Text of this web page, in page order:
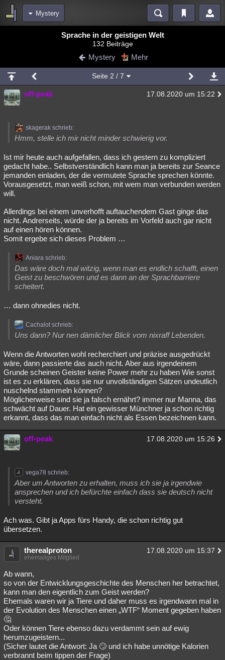
Mystery
Blogs Videos
Chat Wiki Neuigkeiten
meine Rubriken
Menschen Mystery Kriminalfälle
Natur Umfragen Unterhaltung
Philosophie Träume Orte Esoterik Literatur
Astronomie Helpdesk Gruppen Gaming Filme
Übersichten
Besucht Teilgenommen Alle
Lesenswert Schlüsselwörter
Sprache in der geistigen Welt
132 Beiträge
Mystery Mehr
Seite 2 / 7
off-peak 17.08.2020 um 15:22
skagerak schrieb:
Hmm, stelle ich mir nicht minder schwierig vor.
Ist mir heute auch aufgefallen, dass ich gestern zu kompliziert
gedacht habe.. Selbstverständlich kann man ja bereits zur Seance
jemanden einladen, der die vermutete Sprache sprechen könnte.
Vorausgesetzt, man weiß schon, mit wem man verbunden werden
will.
Allerdings bei einem unverhofft auftauchendem Gast ginge das
nicht. Andrerseits, würde der ja bereits im Vorfeld auch gar nicht
auf einen hören können.
Somit ergebe sich dieses Problem …
Aniara schrieb:
Das wäre doch mal witzig, wenn man es endlich schafft, einen
Geist zu beschwören und es dann an der Sprachbarriere
scheitert.
… dann ohnedies nicht.
Cachalot schrieb:
Uns dann? Nur nen dämlicher Blick vom nixraff Lebenden.
Wenn die Antworten wohl recherchiert und präzise ausgedrückt
wäre, dann passierte das auch nicht. Aber aus irgendeinem
Grunde scheinen Geister keine Power mehr zu haben Wie sonst
ist es zu erklären, dass sie nur unvollständigen Sätzen undeutlich
nuschelnd stammeln können?
Möglicherweise sind sie ja falsch ernährt? immer nur Manna, das
schwächt auf Dauer. Hat ein gewisser Münchner ja schon richtig
erkannt, dass das man einfach nicht als Essen bezeichnen kann.
off-peak 17.08.2020 um 15:26
vega78 schrieb:
Aber um Antworten zu erhalten, muss ich sie ja irgendwie
ansprechen und ich befürchte einfach dass sie deutsch nicht
versteht.
Ach was. Gibt ja Apps fürs Handy, die schon richtig gut
übersetzen.
therealproton 17.08.2020 um 15:37
ehemaliges Mitglied
Ab wann,
so von der Entwicklungsgeschichte des Menschen her betrachtet,
kann man den eigentlich zum Geist werden?
Ehemals waren wir ja Tiere und daher muss es irgendwann mal in
der Evolution des Menschen einen „WTF“ Moment gegeben haben
🤔
Oder können Tiere ebenso dazu verdammt sein auf ewig
herumzugeistern...
(Sicher lautet die Antwort: Ja 🙄 und ich habe unnötige Kalorien
verbrannt beim tippen der Frage)